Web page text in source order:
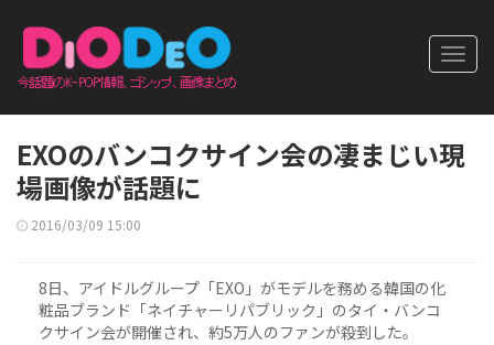
EXOのバンコクサイン会の凄まじい現
場画像が話題に
2016/03/09 15:00
8日、アイドルグループ「EXO」がモデルを務める韓国の化
粧品ブランド「ネイチャーリパブリック」のタイ・バンコ
クサイン会が開催され、約5万人のファンが殺到した。